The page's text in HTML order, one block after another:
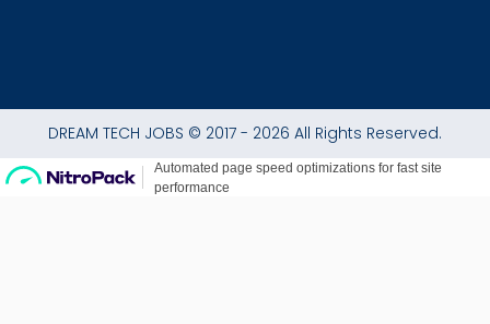
DREAM TECH JOBS © 2017 - 2026 All Rights Reserved.